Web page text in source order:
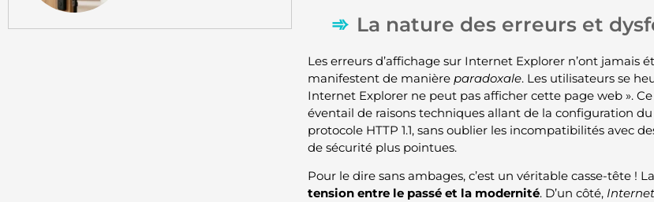
La nature des erreurs et
Les erreurs d’affichage sur Internet Explorer n’ont jamais
manifestent de manière paradoxale. Les utilisateurs se
Internet Explorer ne peut pas afficher cette page web ».
éventail de raisons techniques allant de la configuration
protocole HTTP 1.1, sans oublier les incompatibilités avec
de sécurité plus pointues.
Pour le dire sans ambages, c’est un véritable casse-tête !
tension entre le passé et la modernité. D’un côté,